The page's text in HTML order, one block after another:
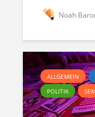
Noah
ALLGEMEIN
POLITIK